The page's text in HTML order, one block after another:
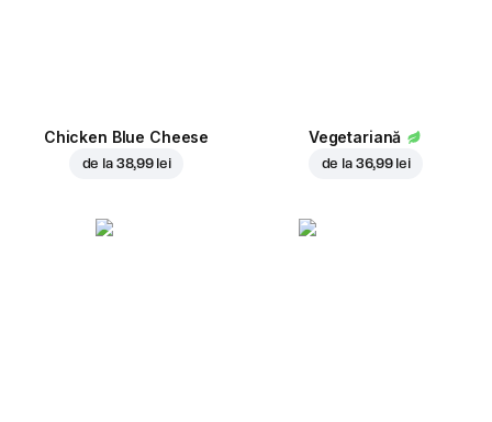
Chicken Blue Cheese
de la 38,99 lei
Vegetariană
de la 36,99 lei